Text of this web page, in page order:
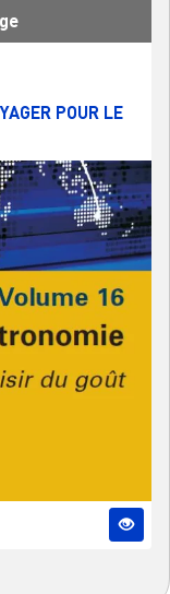
POUR LE